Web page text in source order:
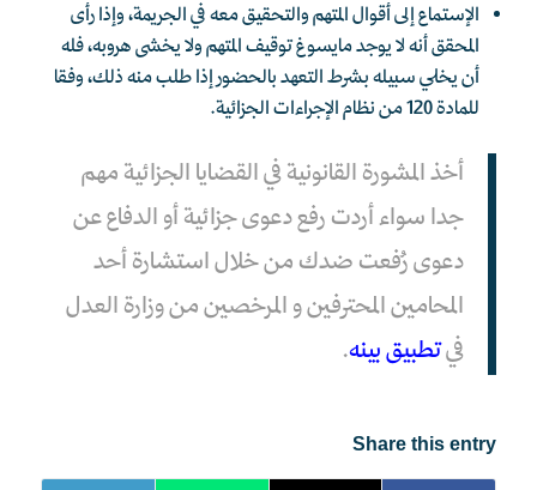
الإستماع إلى أقوال المتهم والتحقيق معه في الجريمة، وإذا رأى
المحقق أنه لا يوجدمايسوغ توقيف المتهم ولا يخشى هروبه، فله
أن يخلي سبيله بشرط التعهد بالحضور إذا طلب منه ذلك، وفقا
للمادة 120 من نظام الإجراءات الجزائية.
أخذ المشورة القانونية في القضايا الجزائية مهم
جدا سواء أردت رفع دعوى جزائية أو الدفاع عن
دعوى رُفعت ضدك من خلال استشارة أحد
المحامين المحترفين و المرخصين من وزارة العدل
فيتطبيق بينه.
Share this entry